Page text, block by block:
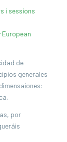
i sessions
de
generales
por